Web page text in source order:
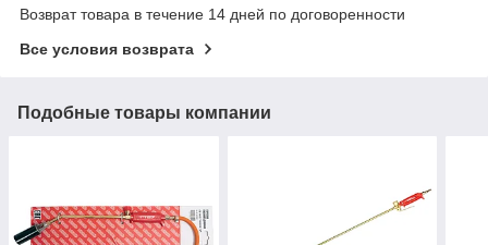
Возврат товара в течение 14 дней по договоренности
Все условия возврата
Подобные товары компании